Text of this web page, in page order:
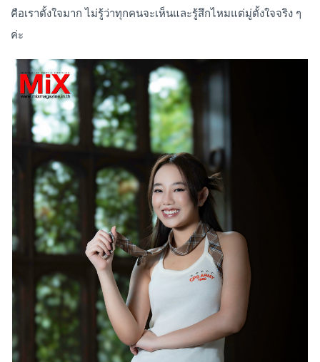
คือเราตั้งใจมาก ไม่รู้ว่าทุกคนจะเห็นและรู้สึกไหมแต่มู่ตั้งใจจริง ๆ
ค่ะ